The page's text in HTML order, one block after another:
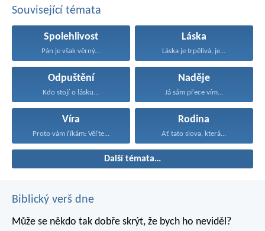
Související témata
Spolehlivost
Pán je však věrný...
Láska
Láska je trpělivá, je...
Odpuštění
Kdo stojí o lásku...
Naděje
Já sám přece vím...
Víra
Proto vám říkám: Věřte...
Rodina
Ať tato slova, která...
Další témata…
Biblický verš dne
Může se někdo tak dobře skrýt, že bych ho neviděl?